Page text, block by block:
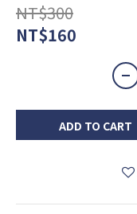
NT$300
NT$160
ADD TO CART